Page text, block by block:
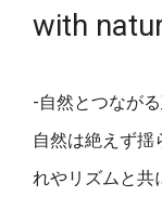
with
-自然とつなが
自然は絶えず揺
れやリズムと共